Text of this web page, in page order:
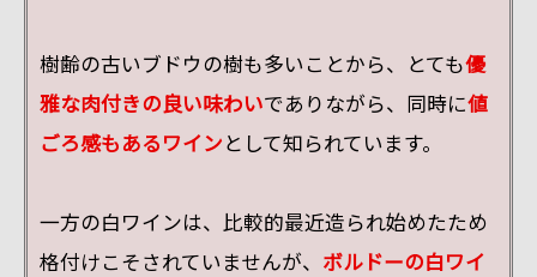
樹齢の古いブドウの樹も多いことから、とても優
雅な肉付きの良い味わいでありながら、同時に値
ごろ感もあるワインとして知られています。
一方の白ワインは、比較的最近造られ始めたため
格付けこそされていませんが、 ボルドーの白ワイ